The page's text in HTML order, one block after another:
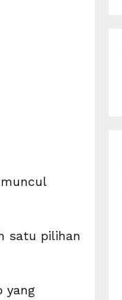
satu pilihan
yang